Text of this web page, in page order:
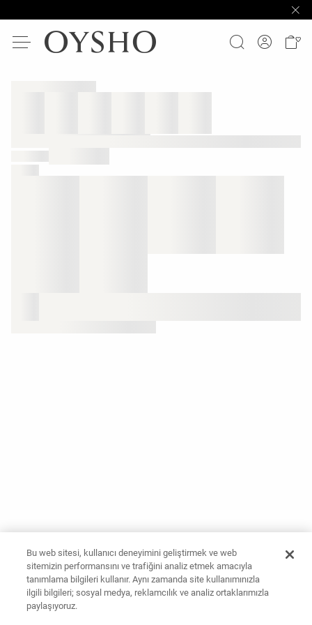
Bu web sitesi, kullanıcı deneyimini geliştirmek ve web
sitemizin performansını ve trafiğini analiz etmek amacıyla
tanımlama bilgileri kullanır. Aynı zamanda site kullanımınızla
ilgili bilgileri; sosyal medya, reklamcılık ve analiz ortaklarımızla
paylaşıyoruz.